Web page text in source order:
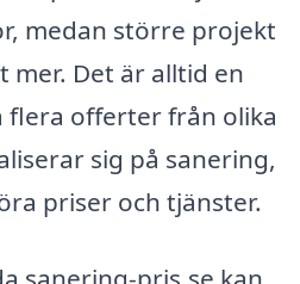
medan större projekt
mer. Det är alltid en
flera offerter från olika
sig på sanering,
priser och tjänster.